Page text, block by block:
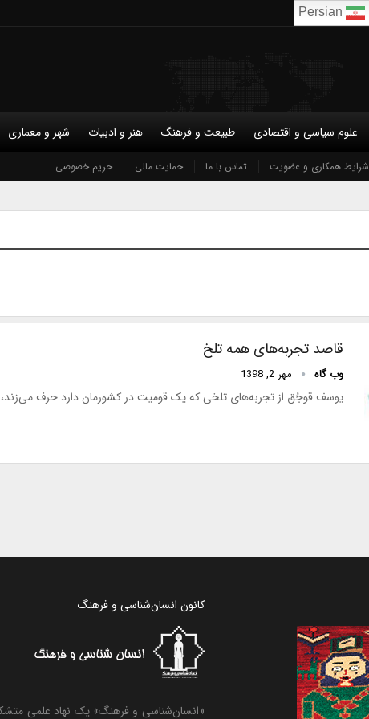
شرایط همکاری و عضویت تماس با ما حمایت مالی حریم خصوصی
علوم سیاسی و اقتصادی طبیعت و فرهنگ هنر و ادبیات شهر و معماری
قاصد تجربه‌های همه تلخ
وب گاه مهر 2, 1398
یوسف قوجُق از تجربه‌های تلخی که یک قومیت در کشورمان دارد حرف می‌زند،
کانون انسان‌شناسی و فرهنگ
«انسان‌شناسی و فرهنگ» یک نهاد علمی